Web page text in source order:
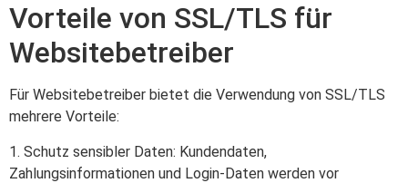
Vorteile von SSL/TLS für
Websitebetreiber
Für Websitebetreiber bietet die Verwendung von SSL/TLS
mehrere Vorteile:
1. Schutz sensibler Daten: Kundendaten,
Zahlungsinformationen und Login-Daten werden vor